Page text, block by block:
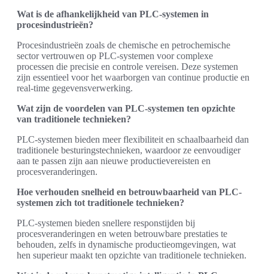
Wat is de afhankelijkheid van PLC-systemen in
procesindustrieën?
Procesindustrieën zoals de chemische en petrochemische
sector vertrouwen op PLC-systemen voor complexe
processen die precisie en controle vereisen. Deze systemen
zijn essentieel voor het waarborgen van continue productie en
real-time gegevensverwerking.
Wat zijn de voordelen van PLC-systemen ten opzichte
van traditionele technieken?
PLC-systemen bieden meer flexibiliteit en schaalbaarheid dan
traditionele besturingstechnieken, waardoor ze eenvoudiger
aan te passen zijn aan nieuwe productievereisten en
procesveranderingen.
Hoe verhouden snelheid en betrouwbaarheid van PLC-
systemen zich tot traditionele technieken?
PLC-systemen bieden snellere responstijden bij
procesveranderingen en weten betrouwbare prestaties te
behouden, zelfs in dynamische productieomgevingen, wat
hen superieur maakt ten opzichte van traditionele technieken.